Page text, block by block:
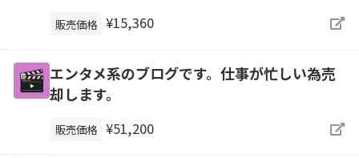
販売価格 ¥15,360
エンタメ系のブログです。仕事が忙しい為売
却します。
販売価格 ¥51,200